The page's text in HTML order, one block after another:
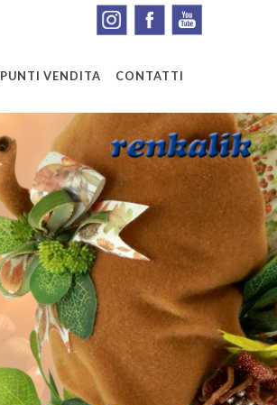
PUNTI VENDITA CONTATTI